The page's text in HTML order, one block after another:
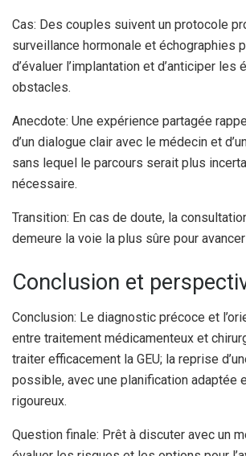
Cas: Des couples suivent un protocole
surveillance hormonale et échographies
d’évaluer l’implantation et d’anticiper les
obstacles.
Anecdote: Une expérience partagée
d’un dialogue clair avec le médecin et
sans lequel le parcours serait plus
nécessaire.
Transition: En cas de doute, la
demeure la voie la plus sûre pour
Conclusion et
Conclusion: Le diagnostic précoce et
entre traitement médicamenteux et
traiter efficacement la GEU; la reprise
possible, avec une planification adaptée
rigoureux.
Question finale: Prêt à discuter avec un